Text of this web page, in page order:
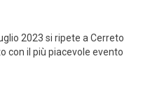
2023 si ripete a Cerreto
con il più piacevole evento